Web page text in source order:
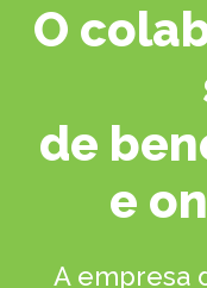
O
de
e
A empresa